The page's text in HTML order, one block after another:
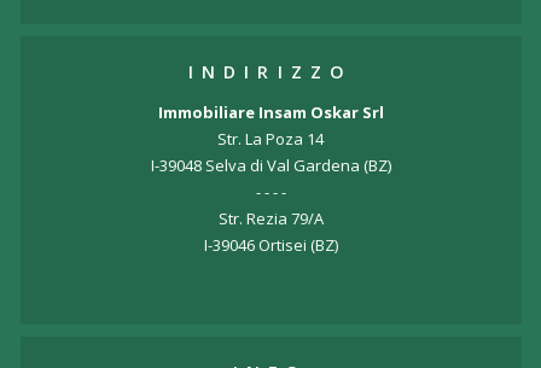
INDIRIZZO
Immobiliare Insam Oskar Srl
Str. La Poza 14
I-39048 Selva di Val Gardena (BZ)
- - - -
Str. Rezia 79/A
I-39046 Ortisei (BZ)